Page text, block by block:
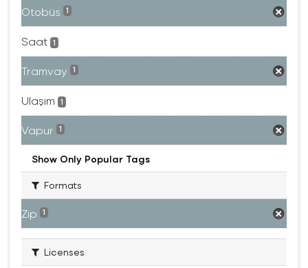
Otobüs 1
Saat 1
Tramvay 1
Ulaşım 1
Vapur 1
Show Only Popular Tags
Formats
Zip 1
Licenses